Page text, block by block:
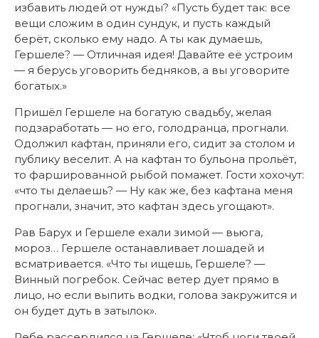
избавить людей от нужды? «Пусть будет так: все
вещи сложим в один сундук, и пусть каждый
берёт, сколько ему надо. А ты как думаешь,
Гершеле? — Отличная идея! Давайте её устроим
— я берусь уговорить бедняков, а вы уговорите
богатых.»
Пришёл Гершеле на богатую свадьбу, желая
подзаработать — но его, голодранца, прогнали.
Одолжил кафтан, приняли его, сидит за столом и
публику веселит. А на кафтан то бульона прольёт,
то фаршированной рыбой помажет. Гости хохочут:
«что ты делаешь? — Ну как же, без кафтана меня
прогнали, значит, это кафтан здесь угощают».
Рав Барух и Гершеле ехали зимой — вьюга,
мороз… Гершеле останавливает лошадей и
всматривается. «Что ты ищешь, Гершеле? —
Винный погребок. Сейчас ветер дует прямо в
лицо, но если выпить водки, голова закружится и
он будет дуть в затылок».